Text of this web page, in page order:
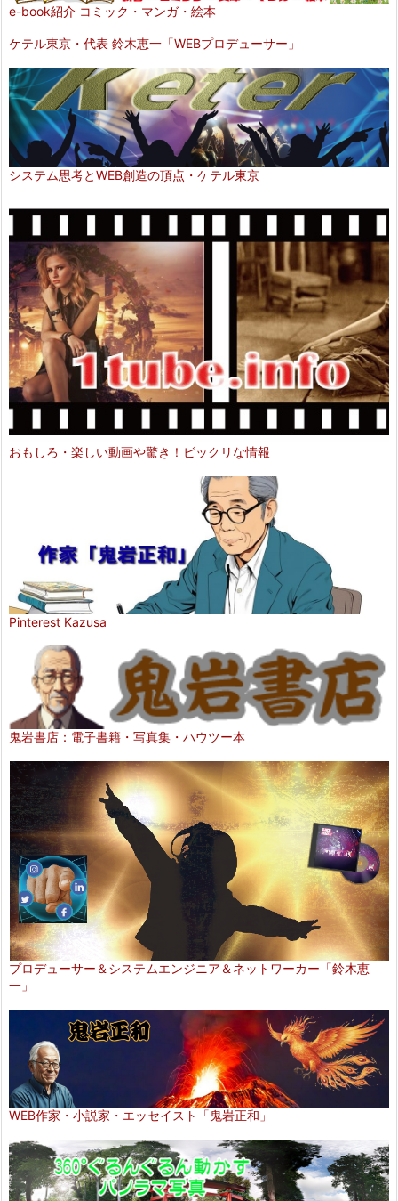
e-book紹介 コミック・マンガ・絵本
ケテル東京・代表 鈴木恵一「WEBプロデューサー」
システム思考とWEB創造の頂点・ケテル東京
おもしろ・楽しい動画や驚き！ビックリな情報
Pinterest Kazusa
鬼岩書店：電子書籍・写真集・ハウツー本
プロデューサー＆システムエンジニア＆ネットワーカー「鈴木恵
一」
WEB作家・小説家・エッセイスト「鬼岩正和」